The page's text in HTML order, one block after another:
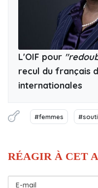
L'OIF pour
recul du français
internationales
#femmes